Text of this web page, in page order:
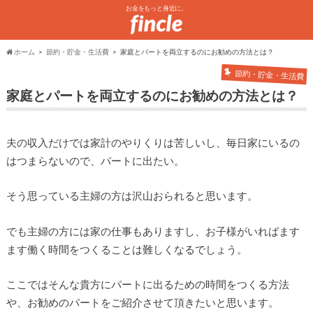
お金をもっと身近に。
ホーム 節約・貯金・生活費 家庭とパートを両立するのにお勧めの方法とは？
節約・貯金・生活費
家庭とパートを両立するのにお勧めの方法とは？
夫の収入だけでは家計のやりくりは苦しいし、毎日家にいるの
はつまらないので、パートに出たい。
そう思っている主婦の方は沢山おられると思います。
でも主婦の方には家の仕事もありますし、お子様がいればます
ます働く時間をつくることは難しくなるでしょう。
ここではそんな貴方にパートに出るための時間をつくる方法
や、お勧めのパートをご紹介させて頂きたいと思います。